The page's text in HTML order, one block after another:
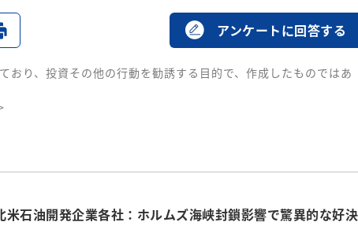
アンケートに回答する
おり、投資その他の行動を勧誘する目的で、作成したものではあ
米石油開発企業各社：ホルムズ海峡封鎖影響で驚異的な好決